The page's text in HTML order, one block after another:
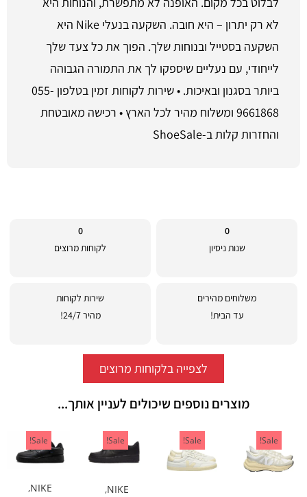
לא רק יתרון – היא חובה. השקעה בנעלי Nike היא
השקעה בסטייל ובנוחות שלך. הפוך את כל צעד שלך
לייחודי, עם נעליים שיספקו לך את התמורה הגבוהה
ביותר בסגנון ובאיכות. • שירות לקוחות זמין בטלפון 055-
9661868 ומשלוח מהיר לכל הארץ • רכישה מאובטחת
והחזרות קלות ב-ShoeSale
0
שנות ניסיון
0
לקוחות מרוצים
משלוחים מהירים
עד הבית!
שירות לקוחות
מהיר 24/7!
לצפייה בלקוחות מרוצים
מוצרים נוספים שיכולים לעניין אותך...
Sale!
Sale!
Sale!
NIKE
,
Sale!
NIKE
,